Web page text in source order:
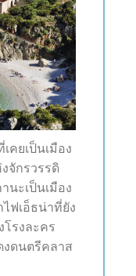
คยเป็นเมือง
จักรวรรดิ
นะเป็นเมือง
ฟเอ็ธน่าที่ยัง
โรงละคร
ดนตรีคลาส